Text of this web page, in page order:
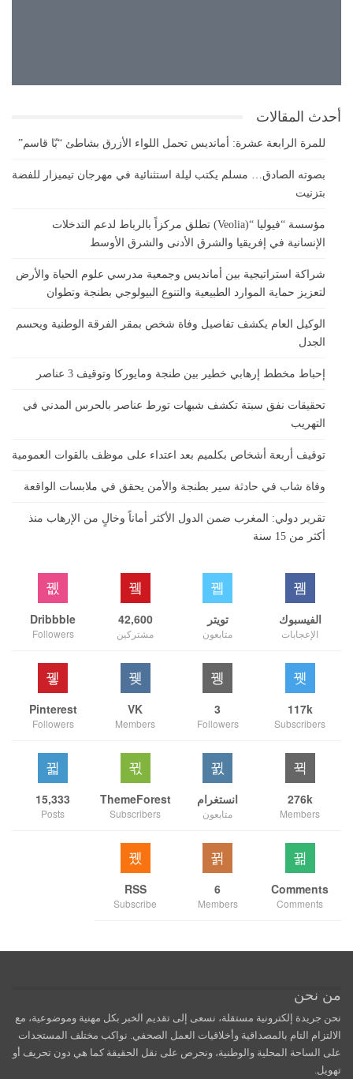
أحدث المقالات
للمرة الرابعة عشرة: أمانديس تحمل اللواء الأزرق بشاطئ “بّا قاسم”
بصوته الصادق… مسلم يكتب ليلة استثنائية في مهرجان تيميزار للفضة
بتزنيت
مؤسسة “فيوليا “(Veolia) تطلق مركزاً بالرباط لدعم التدخلات
الإنسانية في إفريقيا والشرق الأدنى والشرق الأوسط
شراكة استراتيجية بين أمانديس وجمعية مدرسي علوم الحياة والأرض
لتعزيز حماية الموارد الطبيعية والتنوع البيولوجي بطنجة وتطوان
الوكيل العام يكشف تفاصيل وفاة شخص بمقر الفرقة الوطنية ويحسم
الجدل
إحباط مخطط إرهابي خطير بين طنجة ومايوركا وتوقيف 3 عناصر
تحقيقات نفق سبتة تكشف شبهات تورط عناصر بالحرس المدني في
التهريب
توقيف أربعة أشخاص بكلميم بعد اعتداء على موظف بالقوات العمومية
وفاة شاب في حادثة سير بطنجة والأمن يحقق في ملابسات الواقعة
تقرير دولي: المغرب ضمن الدول الأكثر أماناً وخالٍ من الإرهاب منذ
أكثر من 15 سنة
الفيسبوك
الإعجابات
تويتر
متابعون
42,600
مشتركين
Dribbble
Followers
117k
Subscribers
3
Followers
VK
Members
Pinterest
Followers
276k
Members
انستغرام
متابعون
ThemeForest
Subscribers
15,333
Posts
Comments
Comments
6
Members
RSS
Subscribe
من نحن
نحن جريدة إلكترونية مستقلة، نسعى إلى تقديم الخبر بكل مهنية وموضوعية، مع
الالتزام التام بالمصداقية وأخلاقيات العمل الصحفي. نواكب مختلف المستجدات
على الساحة المحلية والوطنية، ونحرص على نقل الحقيقة كما هي دون تحريف أو
تهويل.